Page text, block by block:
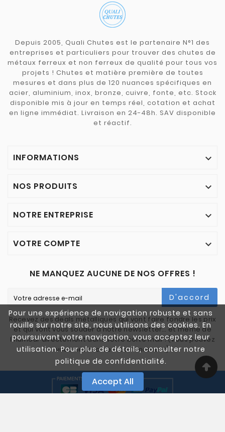
Pour une expérience de navigation robuste et sans
rouille sur notre site, nous utilisons des cookies. En
poursuivant votre navigation, vous acceptez leur
utilisation. Pour plus de détails, consulter notre
politique de confidentialité.
Accept All
Depuis 2005, Quali Chutes est le partenaire N°1 des
entreprises et particuliers pour trouver des chutes de
métaux ferreux et non ferreux de qualité pour tous vos
projets ! Chutes et matière première de toutes
mesures et dans plus de 120 nuances spécifiques en
acier, aluminium, inox, bronze, cuivre, fonte, etc. Stock
disponible mis à jour en temps réel, cotation et achat
en ligne immédiat. Livraison en 24-48h. SAV disponible
et réactif.
INFORMATIONS 
NOS PRODUITS 
NOTRE ENTREPRISE 
VOTRE COMPTE 
NE MANQUEZ AUCUNE DE NOS OFFRES !
D'accord
Recevez des deals métalliques qui vont faire fondre les prix
et qui vont vous souder à notre newsletter… et même de
l'humour directement dans votre boîte mail ! (Vous pouvez
vous désinscrire à tout moment)